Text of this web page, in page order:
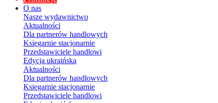
O nas
Nasze wydawnictwo
Aktualności
Dla partnerów handlowych
Księgarnie stacjonarnie
Przedstawiciele handlowi
Edycja ukraińska
Aktualności
Dla partnerów handlowych
Księgarnie stacjonarnie
Przedstawiciele handlowi